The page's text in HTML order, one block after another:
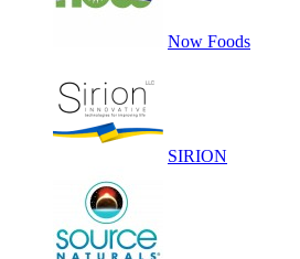
Now Foods
SIRION